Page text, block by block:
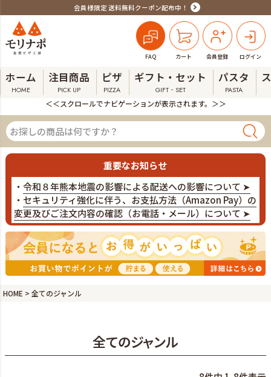
会員様限定 送料無料クーポン配布中！
FAQ カート 会員登録 ログイン
ホーム
HOME
注目商品
PICK UP
ピザ
PIZZA
ギフト・セット
GIFT・SET
パスタ
PASTA
＜＜スクロールでナビゲーションが表示されます。＞＞
重要なお知らせ
・ 令和８年熊本地震の影響による配送への影響について ➤
・ セキュリティ強化に伴う、お支払方法（Amazon Pay）の
変更及びご注文内容の確認（お電話・メール）について ➤
HOME 全てのジャンル
全てのジャンル